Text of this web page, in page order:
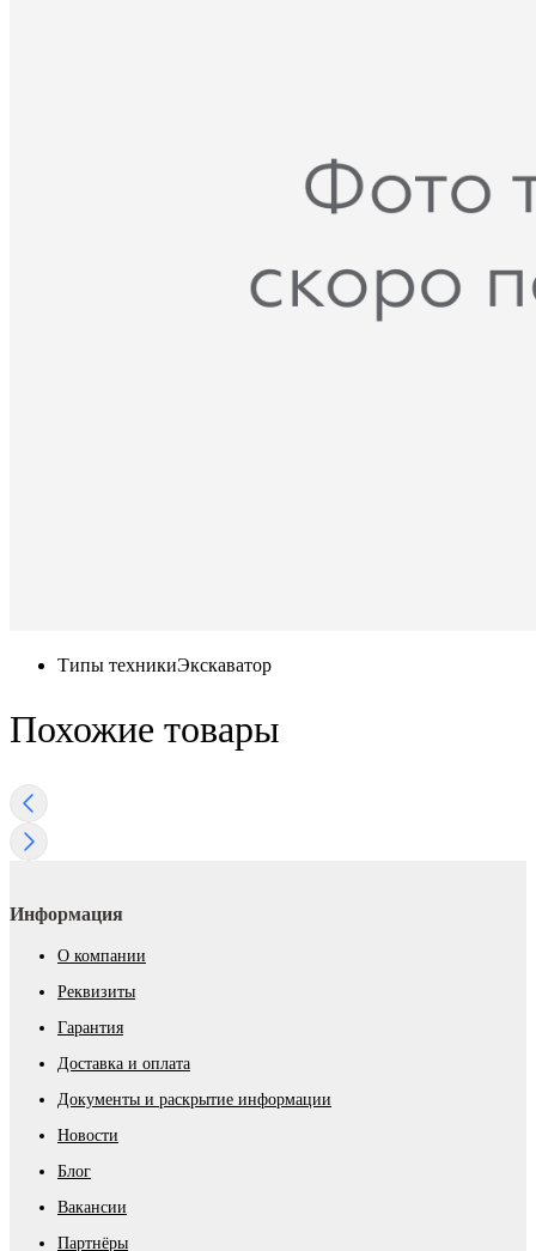
Типы техникиЭкскаватор
Похожие товары
Информация
О компании
Реквизиты
Гарантия
Доставка и оплата
Документы и раскрытие информации
Новости
Блог
Вакансии
Партнёры